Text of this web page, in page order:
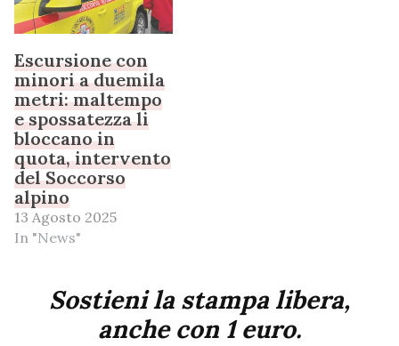
Escursione con
minori a duemila
metri: maltempo
e spossatezza li
bloccano in
quota, intervento
del Soccorso
alpino
13 Agosto 2025
In "News"
Sostieni la stampa libera,
anche con 1 euro.